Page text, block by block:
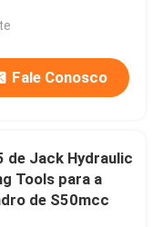
Fale Conosco
de Jack Hydraulic
Tools para a
de S50mcc